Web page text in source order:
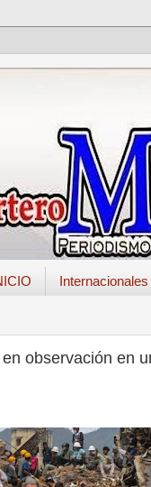
Internacionales
observación en